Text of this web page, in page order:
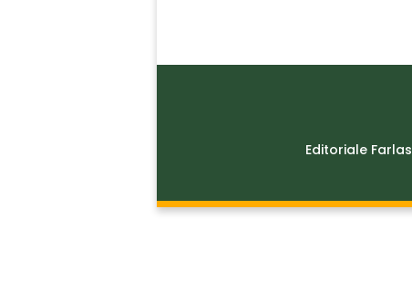
Editoriale